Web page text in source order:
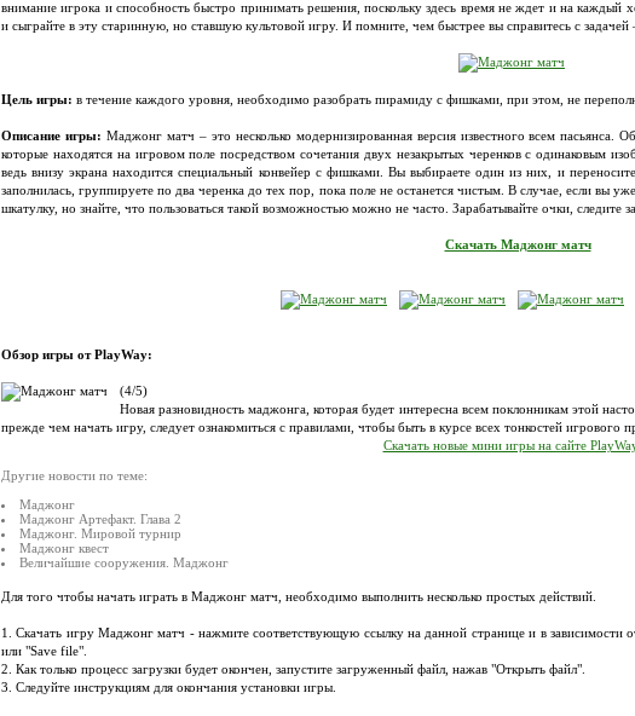
внимание игрока и способность быстро принимать решения, поскольку здесь время не ждет и на
и сыграйте в эту старинную, но ставшую культовой игру. И помните, чем быстрее вы справитесь с
Цель игры: в течение каждого уровня, необходимо разобрать пирамиду с фишками, при этом, не
Описание игры: Маджонг матч – это несколько модернизированная версия известного всем пасьянса.
которые находятся на игровом поле посредством сочетания двух незакрытых черенков с одинаковым
ведь внизу экрана находится специальный конвейер с фишками. Вы выбираете один из них, и
заполнилась, группируете по два черенка до тех пор, пока поле не останется чистым. В случае, если вы
шкатулку, но знайте, что пользоваться такой возможностью можно не часто. Зарабатывайте очки, следите
Скачать Маджонг матч
Обзор игры от PlayWay:
(4/5)
Новая разновидность маджонга, которая будет интересна всем поклонникам этой
прежде чем начать игру, следует ознакомиться с правилами, чтобы быть в курсе всех тонкостей игрового
Скачать новые мини игры на сайте
Другие новости по теме:
Маджонг
Маджонг Артефакт. Глава 2
Маджонг. Мировой турнир
Маджонг квест
Величайшие сооружения. Маджонг
Для того чтобы начать играть в Маджонг матч, необходимо выполнить несколько простых действий.
1. Скачать игру Маджонг матч - нажмите соответствующую ссылку на данной странице и в зависимости
или "Save file".
2. Как только процесс загрузки будет окончен, запустите загруженный файл, нажав "Открыть файл".
3. Следуйте инструкциям для окончания установки игры.